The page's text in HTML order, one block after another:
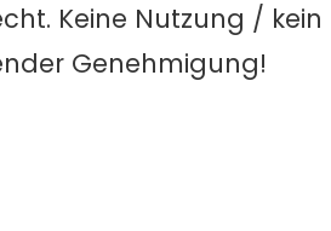
Keine Nutzung /
Genehmigung!